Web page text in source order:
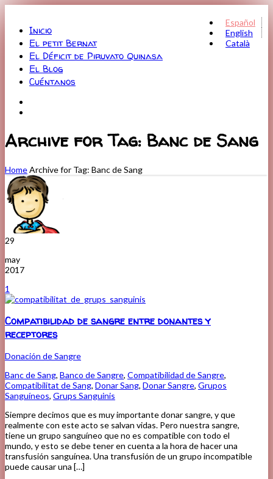
Español
English
Català
Inicio
El petit Bernat
El Déficit de Piruvato Quinasa
El Blog
Cuéntanos
Archive for Tag: Banc de Sang
HomeArchive for Tag: Banc de Sang
29
may
2017
1
Compatibilidad de sangre entre donantes y
receptores
Donación de Sangre
Banc de Sang, Banco de Sangre, Compatibilidad de Sangre,
Compatibilitat de Sang, Donar Sang, Donar Sangre, Grupos
Sanguíneos, Grups Sanguinis
Siempre decimos que es muy importante donar sangre, y que
realmente con este acto se salvan vidas. Pero nuestra sangre,
tiene un grupo sanguíneo que no es compatible con todo el
mundo, y esto se debe tener en cuenta a la hora de hacer una
transfusión sanguínea. Una transfusión de un grupo incompatible
puede causar una […]